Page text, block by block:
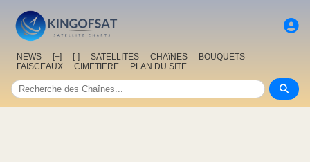
NEWS [+] [-] SATELLITES CHAîNES
BOUQUETS
FAISCEAUX
CIMETIERE PLAN DU SITE